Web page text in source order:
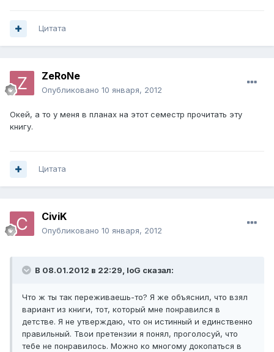
Цитата
ZeRoNe
Опубликовано 10 января, 2012
Окей, а то у меня в планах на этот семестр прочитать эту
книгу.
Цитата
CiviK
Опубликовано 10 января, 2012
В 08.01.2012 в 22:29, IoG сказал:
Что ж ты так переживаешь-то? Я же объяснил, что взял
вариант из книги, тот, который мне понравился в
детстве. Я не утверждаю, что он истинный и единственно
правильный. Твои претензии я понял, проголосуй, что
тебе не понравилось. Можно ко многому докопаться в